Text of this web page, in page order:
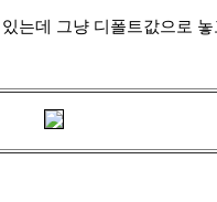
는데 그냥 디폴트값으로